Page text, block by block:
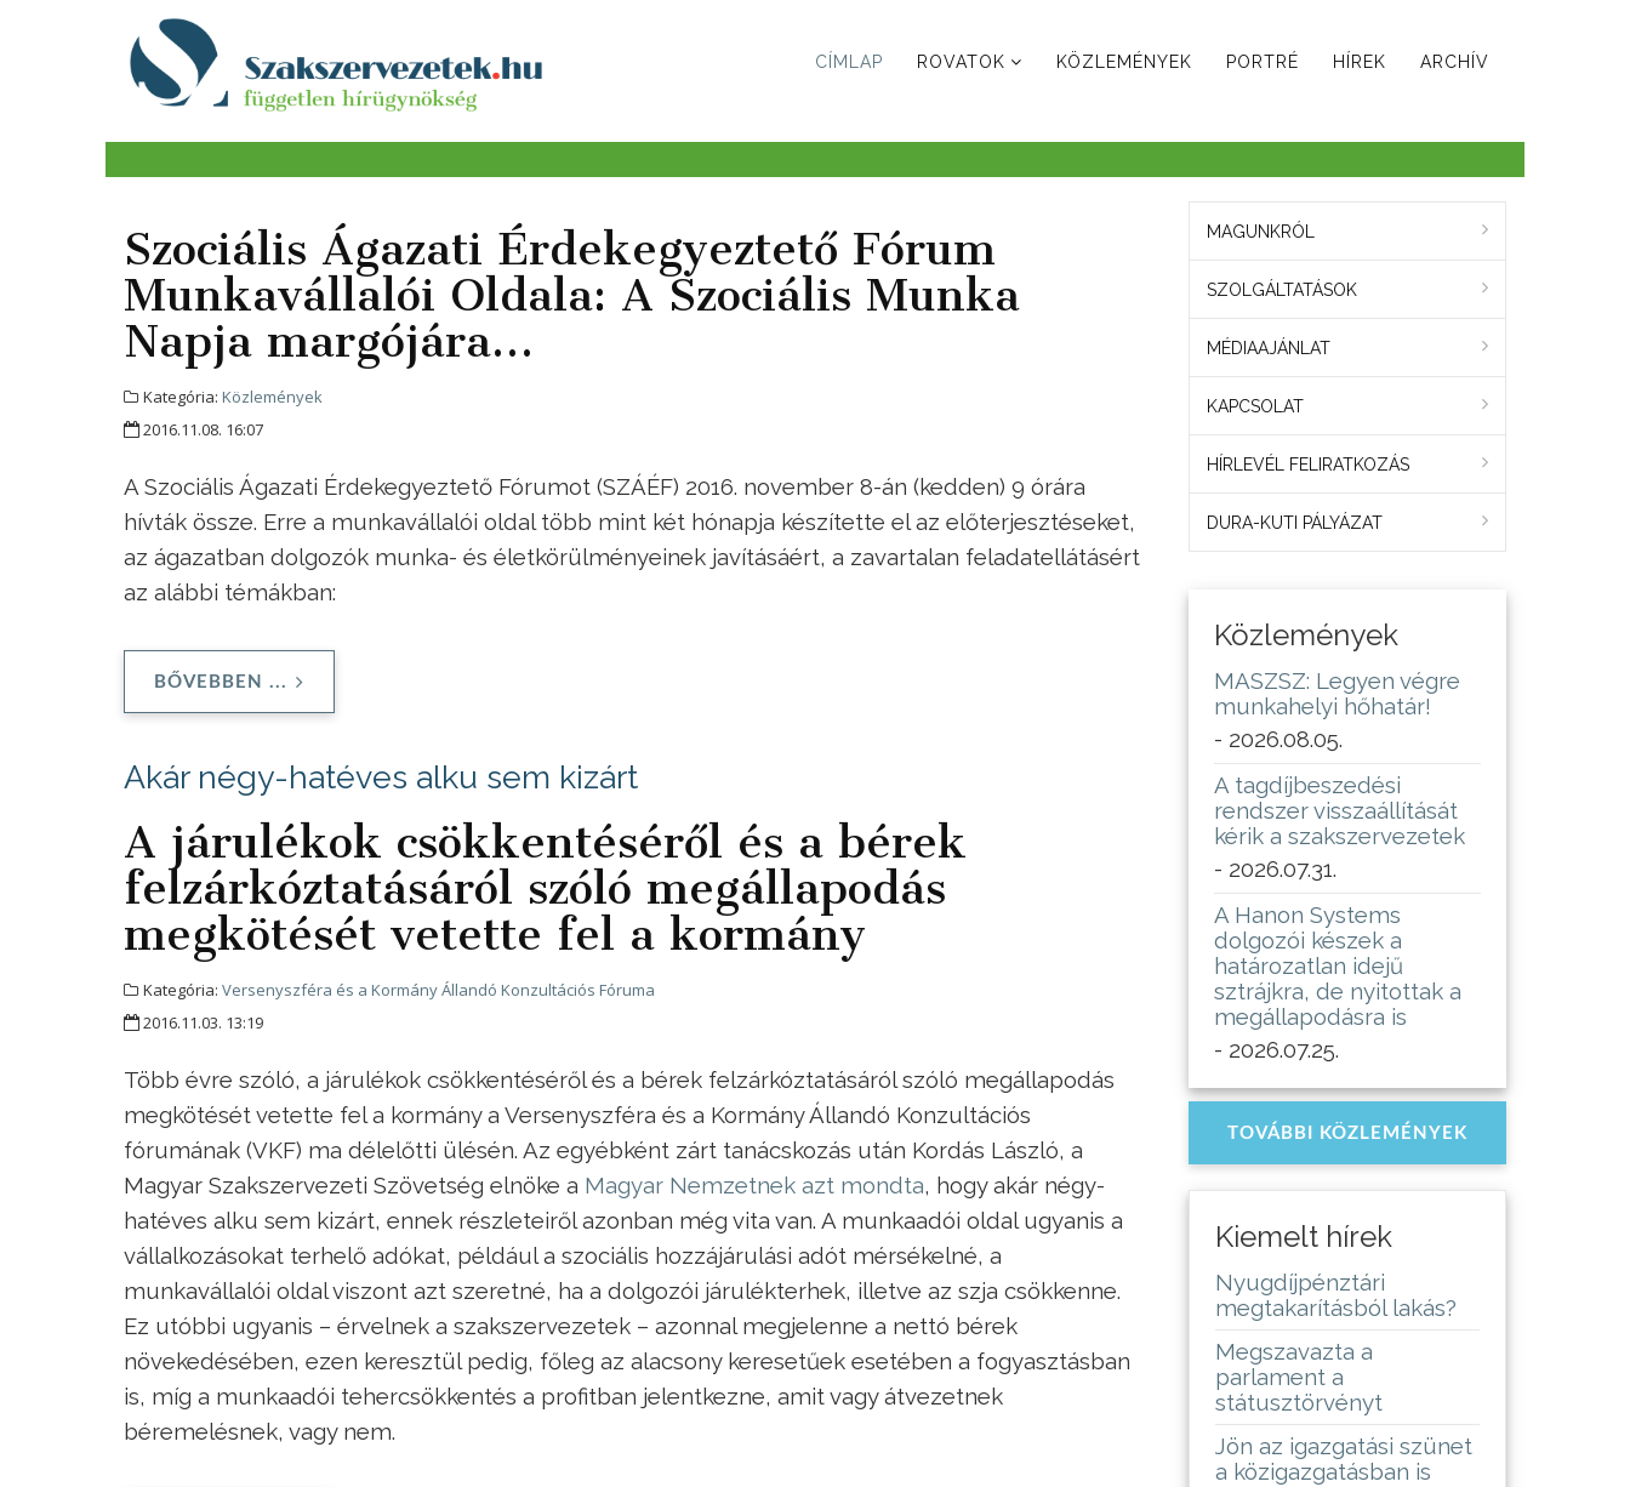
CÍMLAP ROVATOK KÖZLEMÉNYEK PORTRÉ HÍREK ARCHÍV
Szociális Ágazati Érdekegyeztető Fórum
Munkavállalói Oldala: A Szociális Munka
Napja margójára…
Kategória: Közlemények
2016.11.08. 16:07
A Szociális Ágazati Érdekegyeztető Fórumot (SZÁÉF) 2016. november 8-án (kedden) 9 órára
hívták össze. Erre a munkavállalói oldal több mint két hónapja készítette el az előterjesztéseket,
az ágazatban dolgozók munka- és életkörülményeinek javításáért, a zavartalan feladatellátásért
az alábbi témákban:
BŐVEBBEN ...
Akár négy-hatéves alku sem kizárt
A járulékok csökkentéséről és a bérek
felzárkóztatásáról szóló megállapodás
megkötését vetette fel a kormány
Kategória: Versenyszféra és a Kormány Állandó Konzultációs Fóruma
2016.11.03. 13:19
Több évre szóló, a járulékok csökkentéséről és a bérek felzárkóztatásáról szóló megállapodás
megkötését vetette fel a kormány a Versenyszféra és a Kormány Állandó Konzultációs
fórumának (VKF) ma délelőtti ülésén. Az egyébként zárt tanácskozás után Kordás László, a
Magyar Szakszervezeti Szövetség elnöke a Magyar Nemzetnek azt mondta, hogy akár négy-
hatéves alku sem kizárt, ennek részleteiről azonban még vita van. A munkaadói oldal ugyanis a
vállalkozásokat terhelő adókat, például a szociális hozzájárulási adót mérsékelné, a
munkavállalói oldal viszont azt szeretné, ha a dolgozói járulékterhek, illetve az szja csökkenne.
Ez utóbbi ugyanis – érvelnek a szakszervezetek – azonnal megjelenne a nettó bérek
növekedésében, ezen keresztül pedig, főleg az alacsony keresetűek esetében a fogyasztásban
is, míg a munkaadói tehercsökkentés a profitban jelentkezne, amit vagy átvezetnek
béremelésnek, vagy nem.
MAGUNKRÓL
SZOLGÁLTATÁSOK
MÉDIAAJÁNLAT
KAPCSOLAT
HÍRLEVÉL FELIRATKOZÁS
DURA-KUTI PÁLYÁZAT
Közlemények
MASZSZ: Legyen végre
munkahelyi hőhatár!
- 2026.08.05.
A tagdíjbeszedési
rendszer visszaállítását
kérik a szakszervezetek
- 2026.07.31.
A Hanon Systems
dolgozói készek a
határozatlan idejű
sztrájkra, de nyitottak a
megállapodásra is
- 2026.07.25.
TOVÁBBI KÖZLEMÉNYEK
Kiemelt hírek
Nyugdíjpénztári
megtakarításból lakás?
Megszavazta a
parlament a
státusztörvényt
Jön az igazgatási szünet
a közigazgatásban is